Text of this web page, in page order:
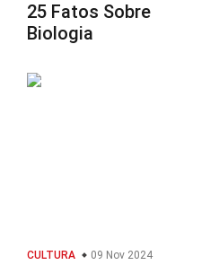
25 Fatos Sobre
Biologia
CULTURA 09 Nov 2024